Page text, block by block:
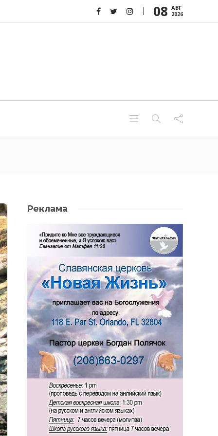
08 АВГ
2026
Реклама